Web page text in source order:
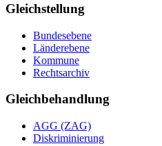
Gleichstellung
Bundesebene
Länderebene
Kommune
Rechtsarchiv
Gleichbehandlung
AGG (ZAG)
Diskriminierung